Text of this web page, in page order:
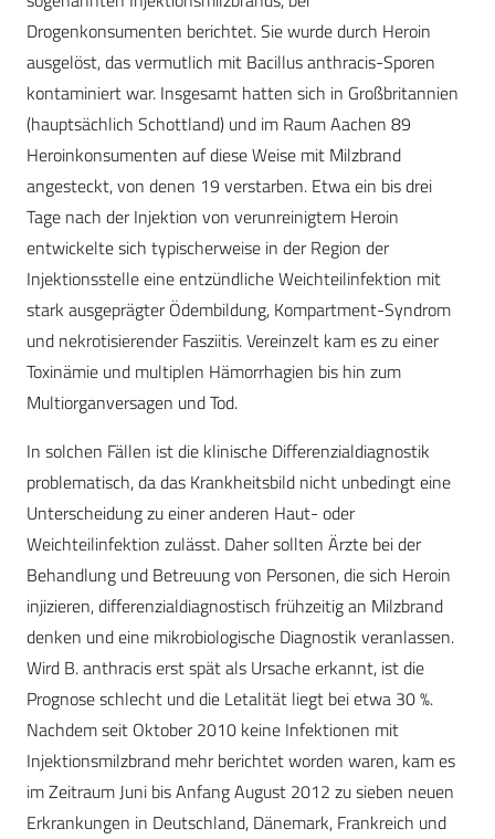
Drogenkonsumenten berichtet. Sie wurde durch Heroin
ausgelöst, das vermutlich mit Bacillus anthracis-Sporen
kontaminiert war. Insgesamt hatten sich in Großbritannien
(hauptsächlich Schottland) und im Raum Aachen 89
Heroinkonsumenten auf diese Weise mit Milzbrand
angesteckt, von denen 19 verstarben. Etwa ein bis drei
Tage nach der Injektion von verunreinigtem Heroin
entwickelte sich typischerweise in der Region der
Injektionsstelle eine entzündliche Weichteilinfektion mit
stark ausgeprägter Ödembildung, Kompartment-Syndrom
und nekrotisierender Fasziitis. Vereinzelt kam es zu einer
Toxinämie und multiplen Hämorrhagien bis hin zum
Multiorganversagen und Tod.
In solchen Fällen ist die klinische Differenzialdiagnostik
problematisch, da das Krankheitsbild nicht unbedingt eine
Unterscheidung zu einer anderen Haut- oder
Weichteilinfektion zulässt. Daher sollten Ärzte bei der
Behandlung und Betreuung von Personen, die sich Heroin
injizieren, differenzialdiagnostisch frühzeitig an Milzbrand
denken und eine mikrobiologische Diagnostik veranlassen.
Wird B. anthracis erst spät als Ursache erkannt, ist die
Prognose schlecht und die Letalität liegt bei etwa 30 %.
Nachdem seit Oktober 2010 keine Infektionen mit
Injektionsmilzbrand mehr berichtet worden waren, kam es
im Zeitraum Juni bis Anfang August 2012 zu sieben neuen
Erkrankungen in Deutschland, Dänemark, Frankreich und